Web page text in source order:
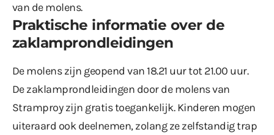
van de molens.
Praktische informatie over de
zaklamprondleidingen
De molens zijn geopend van 18.21 uur tot 21.00 uur.
De zaklamprondleidingen door de molens van
Stramproy zijn gratis toegankelijk. Kinderen mogen
uiteraard ook deelnemen, zolang ze zelfstandig trap